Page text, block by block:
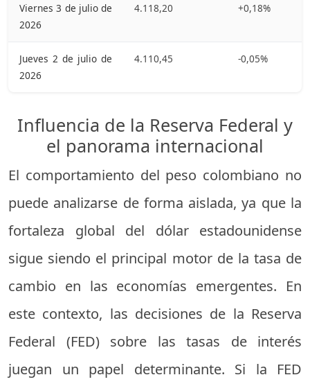
Viernes 3 de julio de
2026
4.118,20 +0,18%
Jueves 2 de julio de
2026
4.110,45 -0,05%
Influencia de la Reserva Federal y
el panorama internacional
El comportamiento del peso colombiano no
puede analizarse de forma aislada, ya que la
fortaleza global del dólar estadounidense
sigue siendo el principal motor de la tasa de
cambio en las economías emergentes. En
este contexto, las decisiones de la Reserva
Federal (FED) sobre las tasas de interés
juegan un papel determinante. Si la FED